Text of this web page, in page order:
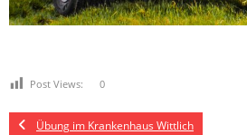
Post Views: 0
Übung im Krankenhaus Wittlich